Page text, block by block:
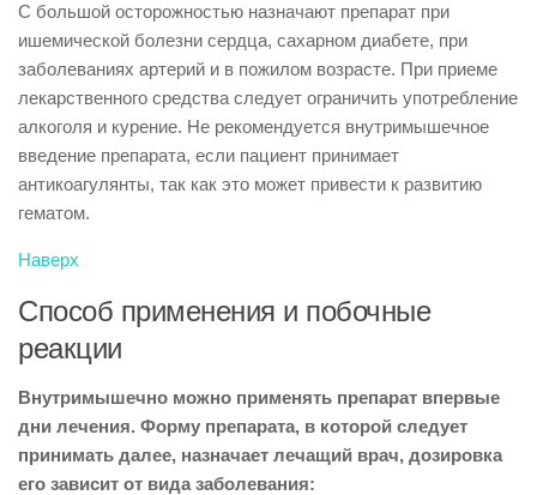
С большой осторожностью назначают препарат при
ишемической болезни сердца, сахарном диабете, при
заболеваниях артерий и в пожилом возрасте. При приеме
лекарственного средства следует ограничить употребление
алкоголя и курение. Не рекомендуется внутримышечное
введение препарата, если пациент принимает
антикоагулянты, так как это может привести к развитию
гематом.
Наверх
Способ применения и побочные
реакции
Внутримышечно можно применять препарат впервые
дни лечения. Форму препарата, в которой следует
принимать далее, назначает лечащий врач, дозировка
его зависит от вида заболевания: